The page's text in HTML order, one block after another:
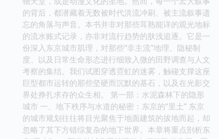
的背后，都潜藏着无数被时代洪流冲刷、被主流叙事遗
忘的角落与声音。本书并非对那些耳熟能详的观光地标
的流水账式记录，亦非对流行趋势的肤浅追逐。它是一
份深入东京城市肌理，对那些“非主流”地理、隐秘制
度、以及日常生命形态进行细致入微的田野调查与人文
考察的集结。我们试图穿透霓虹的迷雾，触碰支撑这座
巨型都市运转的那些坚硬而沉默的基石，以及在光影交
界处挣扎求存的众生相。 第一部：水泥森林下的隐形
城市 一、地下秩序与水道的秘密：东京的“里土” 东京
的城市规划往往将目光聚焦于地面建筑的拔地而起，却
忽略了其下方错综复杂的地下世界。本章将重点剖析东